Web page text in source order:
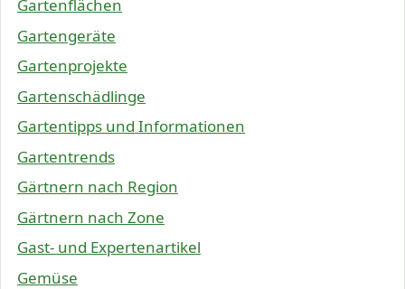
Gartenflächen
Gartengeräte
Gartenprojekte
Gartenschädlinge
Gartentipps und Informationen
Gartentrends
Gärtnern nach Region
Gärtnern nach Zone
Gast- und Expertenartikel
Gemüse